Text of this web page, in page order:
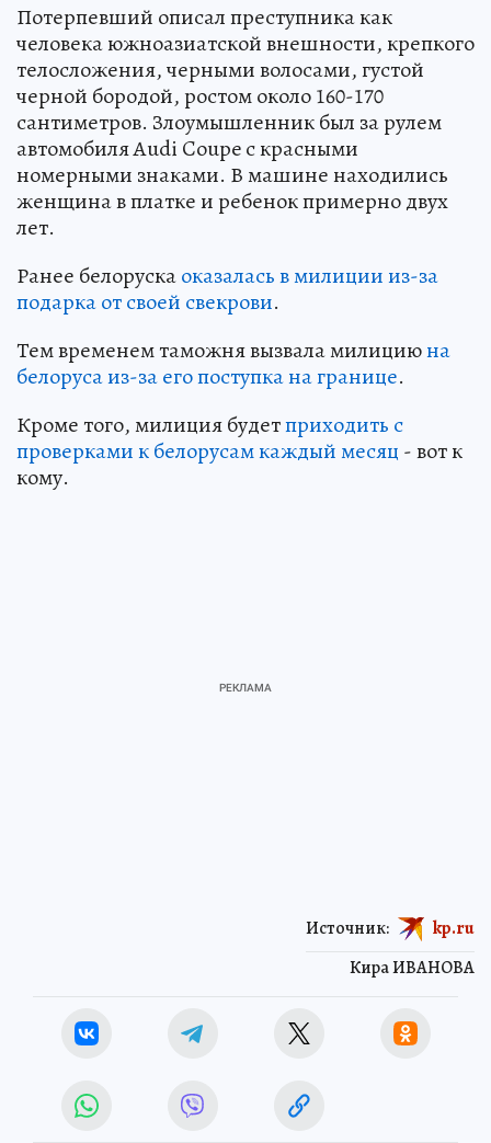
Потерпевший описал преступника как
человека южноазиатской внешности, крепкого
телосложения, черными волосами, густой
черной бородой, ростом около 160-170
сантиметров. Злоумышленник был за рулем
автомобиля Audi Coupe с красными
номерными знаками. В машине находились
женщина в платке и ребенок примерно двух
лет.
Ранее белорускаоказалась в милиции из-за
подарка от своей свекрови.
Тем временем таможня вызвала милициюна
белоруса из-за его поступка на границе.
Кроме того, милиция будетприходить с
проверками к белорусам каждый месяц - вот к
кому.
Кира ИВАНОВА
Источник: kp.ru